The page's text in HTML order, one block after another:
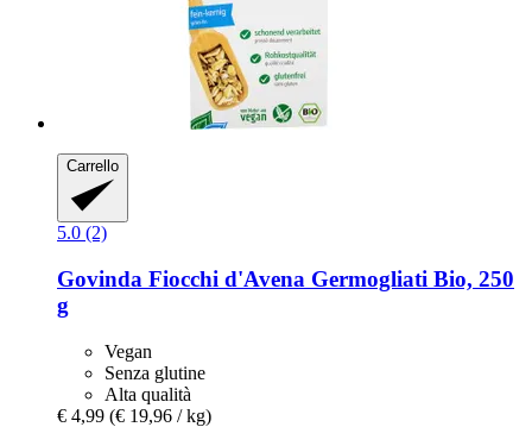
Carrello
5.0 (2)
Govinda Fiocchi d'Avena Germogliati Bio, 250
g
Vegan
Senza glutine
Alta qualità
€ 4,99 (€ 19,96 / kg)